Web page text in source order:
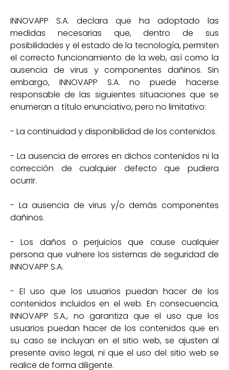
INNOVAPP S.A. declara que ha adoptado las
medidas necesarias que, dentro de sus
posibilidades y el estado de la tecnología, permiten
el correcto funcionamiento de la web, así como la
ausencia de virus y componentes dañinos. Sin
embargo, INNOVAPP S.A. no puede hacerse
responsable de las siguientes situaciones que se
enumeran a título enunciativo, pero no limitativo:
- La continuidad y disponibilidad de los contenidos.
- La ausencia de errores en dichos contenidos ni la
corrección de cualquier defecto que pudiera
ocurrir.
- La ausencia de virus y/o demás componentes
dañinos.
- Los daños o perjuicios que cause cualquier
persona que vulnere los sistemas de seguridad de
INNOVAPP S.A.
- El uso que los usuarios puedan hacer de los
contenidos incluidos en el web. En consecuencia,
INNOVAPP S.A., no garantiza que el uso que los
usuarios puedan hacer de los contenidos que en
su caso se incluyan en el sitio web, se ajusten al
presente aviso legal, ni que el uso del sitio web se
realice de forma diligente.